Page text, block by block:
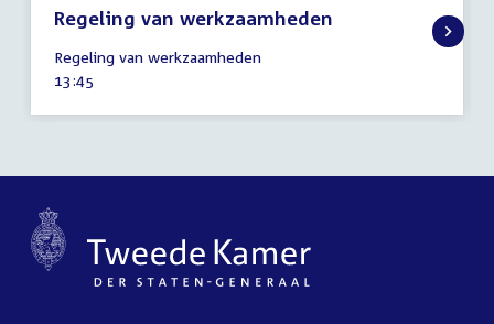
Regeling van werkzaamheden
september
2022
Regeling van werkzaamheden
Tijd
13:45